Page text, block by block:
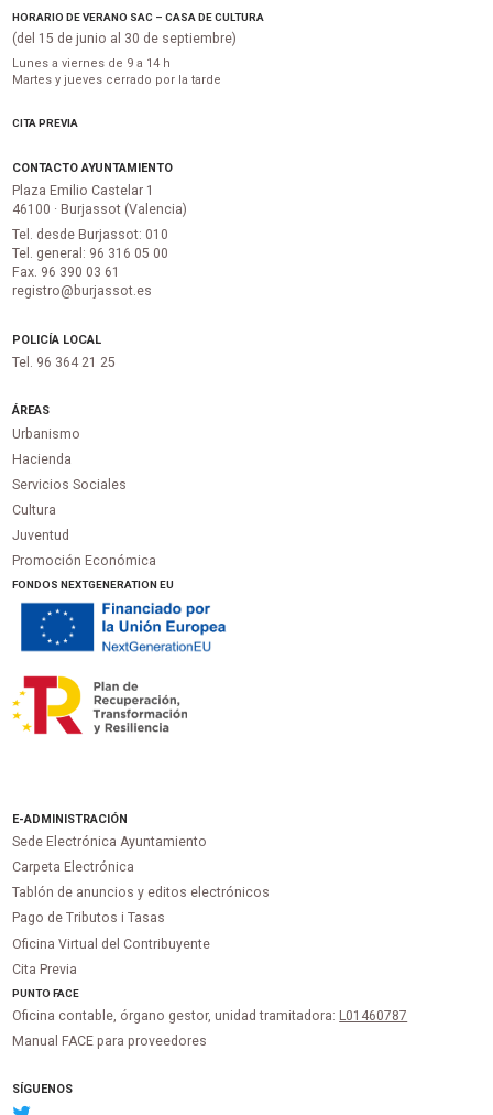
HORARIO DE VERANO SAC – CASA DE CULTURA
(del 15 de junio al 30 de septiembre)
Lunes a viernes de 9 a 14 h
Martes y jueves cerrado por la tarde
CITA PREVIA
CONTACTO AYUNTAMIENTO
Plaza Emilio Castelar 1
46100 · Burjassot (Valencia)
Tel. desde Burjassot: 010
Tel. general: 96 316 05 00
Fax. 96 390 03 61
registro@burjassot.es
POLICÍA LOCAL
Tel. 96 364 21 25
ÁREAS
Urbanismo
Hacienda
Servicios Sociales
Cultura
Juventud
Promoción Económica
FONDOS NEXTGENERATION EU
E-ADMINISTRACIÓN
Sede Electrónica Ayuntamiento
Carpeta Electrónica
Tablón de anuncios y editos electrónicos
Pago de Tributos i Tasas
Oficina Virtual del Contribuyente
Cita Previa
PUNTOFACE
Oficina contable, órgano gestor, unidad tramitadora: L01460787
Manual FACE para proveedores
SÍGUENOS